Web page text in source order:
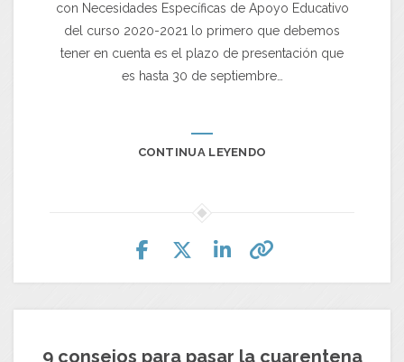
con Necesidades Específicas de Apoyo Educativo
del curso 2020-2021 lo primero que debemos
tener en cuenta es el plazo de presentación que
es hasta 30 de septiembre…
CONTINUA LEYENDO
9 consejos para pasar la cuarentena